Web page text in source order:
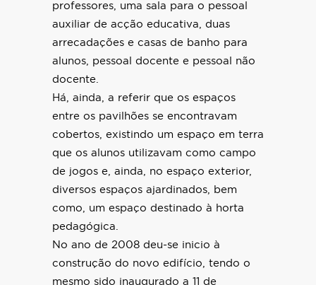
professores, uma sala para o pessoal
auxiliar de acção educativa, duas
arrecadações e casas de banho para
alunos, pessoal docente e pessoal não
docente.
Há, ainda, a referir que os espaços
entre os pavilhões se encontravam
cobertos, existindo um espaço em terra
que os alunos utilizavam como campo
de jogos e, ainda, no espaço exterior,
diversos espaços ajardinados, bem
como, um espaço destinado à horta
pedagógica.
No ano de 2008 deu-se inicio à
construção do novo edifício, tendo o
mesmo sido inaugurado a 11 de